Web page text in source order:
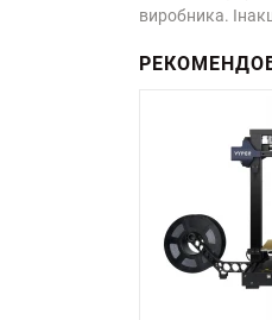
виробника.